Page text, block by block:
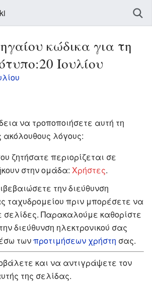
κώδικα για τη
Ιουλίου
να τροποποιήσετε αυτή τη
ακόλουθους λόγους:
ζητήσατε περιορίζεται σε
στην ομάδα: Χρήστες.
την διεύθυνση
ταχυδρομείου πριν μπορέσετε να
σελίδες. Παρακαλούμε καθορίστε
διεύθυνση ηλεκτρονικού σας
τωνπροτιμήσεων χρήστη σας.
και να αντιγράψετε τον
της σελίδας.